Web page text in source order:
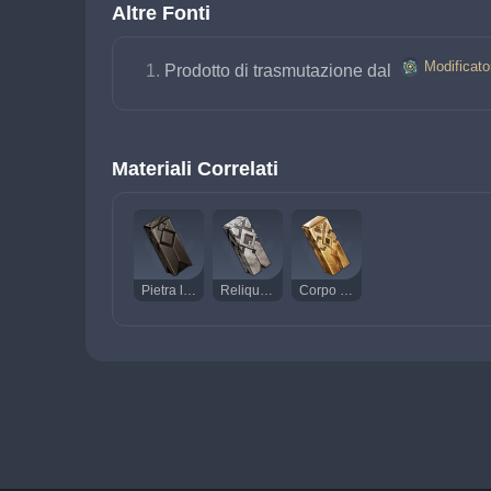
Altre Fonti
Prodotto di trasmutazione dal
Materiali Correlati
Pietra lucente di Guyun Reliquia di Guyun Corpo divino di Guyun